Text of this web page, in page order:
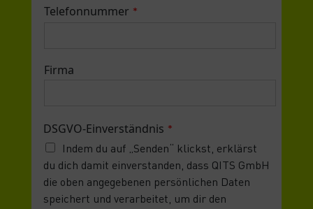
Telefonnummer *
Firma
DSGVO-Einverständnis *
Indem du auf „Senden“ klickst, erklärst
du dich damit einverstanden, dass QITS GmbH
die oben angegebenen persönlichen Daten
speichert und verarbeitet, um dir den